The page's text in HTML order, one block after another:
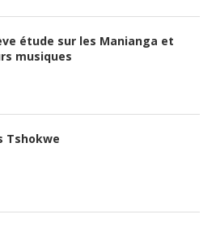
étude sur les Manianga et
musiques
Tshokwe